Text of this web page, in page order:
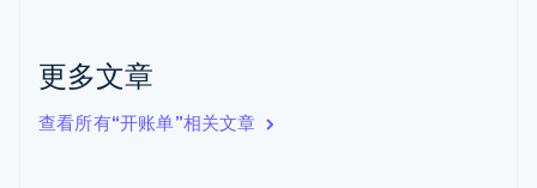
更多文章
查看所有“开账单”相关文章
English Italiano
拉脱维亚
立陶宛